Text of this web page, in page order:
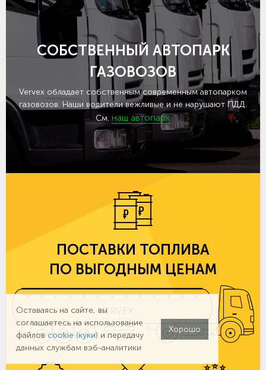
СОБСТВЕННЫЙ АВТОПАРК
ГАЗОВОЗОВ
Vervex обладает собственным современным автопарком
газовозов. Наши водители вежливые и не нарушают ПДД.
См. наш автопарк
ПОСТАВКИ ТОПЛИВА
ПО ВЫГОДНЫМ ЦЕНАМ
Оставаясь на сайте, вы
соглашаетесь на использование
файловcookie (куки) и передачу
данных службам вэб-аналитики
Хорошо